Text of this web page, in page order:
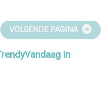
VOLGENDE PAGINA
in